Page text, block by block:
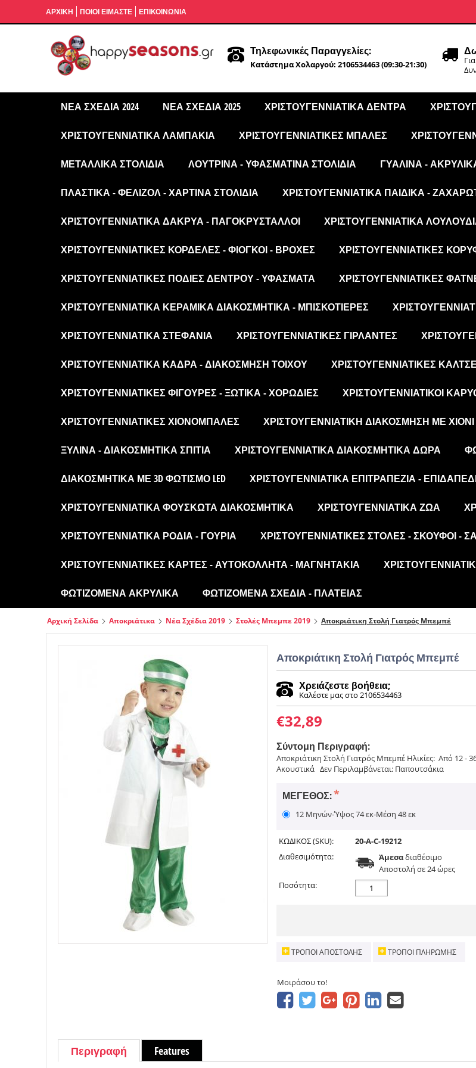
ΑΡΧΙΚΉ ΠΟΙΟΙ ΕΙΜΑΣΤΕ ΕΠΙΚΟΙΝΩΝΙΑ
Τηλεφωνικές Παραγγελίες:
Κατάστημα Χολαργού: 2106534463 (09:30-21:30)
ΝΈΑ ΣΧΈΔΙΑ 2024 ΝΈΑ ΣΧΈΔΙΑ 2025 ΧΡΙΣΤΟΥΓΕΝΝΙΆΤΙΚΑ ΔΈΝΤΡΑ
ΧΡΙΣΤΟΥΓΕΝΝΙΆΤΙΚΑ ΛΑΜΠΆΚΙΑ ΧΡΙΣΤΟΥΓΕΝΝΙΆΤΙΚΕΣ ΜΠΆΛΕΣ
ΜΕΤΑΛΛΙΚΆ ΣΤΟΛΊΔΙΑ ΛΟΎΤΡΙΝΑ - ΥΦΑΣΜΆΤΙΝΑ ΣΤΟΛΊΔΙΑ ΓΥΆΛΙΝΑ -
ΠΛΑΣΤΙΚΆ - ΦΕΛΙΖΌΛ - ΧΆΡΤΙΝΑ ΣΤΟΛΊΔΙΑ ΧΡΙΣΤΟΥΓΕΝΝΙΆΤΙΚΑ ΠΑΙΔΙΚΆ -
ΧΡΙΣΤΟΥΓΕΝΝΙΆΤΙΚΑ ΔΆΚΡΥΑ - ΠΑΓΟΚΡΎΣΤΑΛΛΟΙ ΧΡΙΣΤΟΥΓΕΝΝΙΆΤΙΚΑ
ΧΡΙΣΤΟΥΓΕΝΝΙΆΤΙΚΕΣ ΚΟΡΔΈΛΕΣ - ΦΙΌΓΚΟΙ - ΒΡΟΧΈΣ ΧΡΙΣΤΟΥΓΕΝΝΙΆΤΙΚΕΣ
ΧΡΙΣΤΟΥΓΕΝΝΙΆΤΙΚΕΣ ΠΟΔΙΈΣ ΔΈΝΤΡΟΥ - ΥΦΆΣΜΑΤΑ ΧΡΙΣΤΟΥΓΕΝΝΙΆΤΙΚΕΣ
ΧΡΙΣΤΟΥΓΕΝΝΙΆΤΙΚΑ ΚΕΡΑΜΙΚΆ ΔΙΑΚΟΣΜΗΤΙΚΆ - ΜΠΙΣΚΟΤΙΈΡΕΣ
ΧΡΙΣΤΟΥΓΕΝΝΙΆΤΙΚΑ ΣΤΕΦΆΝΙΑ ΧΡΙΣΤΟΥΓΕΝΝΙΆΤΙΚΕΣ ΓΙΡΛΆΝΤΕΣ
ΧΡΙΣΤΟΥΓΕΝΝΙΆΤΙΚΑ ΚΆΔΡΑ - ΔΙΑΚΌΣΜΗΣΗ ΤΟΊΧΟΥ ΧΡΙΣΤΟΥΓΕΝΝΙΆΤΙΚΕΣ
ΧΡΙΣΤΟΥΓΕΝΝΙΆΤΙΚΕΣ ΦΙΓΟΎΡΕΣ - ΞΩΤΙΚΆ - ΧΟΡΩΔΊΕΣ ΧΡΙΣΤΟΥΓΕΝΝΙΆΤΙΚΟΙ
ΧΡΙΣΤΟΥΓΕΝΝΙΆΤΙΚΕΣ ΧΙΟΝΌΜΠΑΛΕΣ ΧΡΙΣΤΟΥΓΕΝΝΙΆΤΙΚΗ ΔΙΑΚΌΣΜΗΣΗ ΜΕ ΧΙΌΝΙ
ΞΎΛΙΝΑ - ΔΙΑΚΟΣΜΗΤΙΚΆ ΣΠΊΤΙΑ ΧΡΙΣΤΟΥΓΕΝΝΙΆΤΙΚΑ ΔΙΑΚΟΣΜΗΤΙΚΆ ΔΏΡΑ
ΔΙΑΚΟΣΜΗΤΙΚΆ ΜΕ 3D ΦΩΤΙΣΜΌ LED ΧΡΙΣΤΟΥΓΕΝΝΙΆΤΙΚΑ ΕΠΙΤΡΑΠΈΖΙΑ -
ΧΡΙΣΤΟΥΓΕΝΝΙΆΤΙΚΑ ΦΟΥΣΚΩΤΆ ΔΙΑΚΟΣΜΗΤΙΚΆ ΧΡΙΣΤΟΥΓΕΝΝΙΆΤΙΚΑ ΖΏΑ
ΧΡΙΣΤΟΥΓΕΝΝΙΆΤΙΚΑ ΡΌΔΙΑ - ΓΟΎΡΙΑ ΧΡΙΣΤΟΥΓΕΝΝΙΆΤΙΚΕΣ ΣΤΟΛΈΣ - ΣΚΟΎΦΟΙ -
ΧΡΙΣΤΟΥΓΕΝΝΙΆΤΙΚΕΣ ΚΆΡΤΕΣ - ΑΥΤΟΚΌΛΛΗΤΑ - ΜΑΓΝΗΤΆΚΙΑ
ΦΩΤΙΖΌΜΕΝΑ ΑΚΡΥΛΙΚΆ ΦΩΤΙΖΌΜΕΝΑ ΣΧΈΔΙΑ - ΠΛΑΤΕΊΑΣ
Αρχική Σελίδα Αποκριάτικα Νέα Σχέδια 2019 Στολές Μπεμπε 2019 Αποκριάτικη Στολή Γιατρός Μπεμπέ
Αποκριάτικη Στολή Γιατρός Μπεμπέ
Χρειάζεστε βοήθεια;
Καλέστε μας στο 2106534463
€32,89
Σύντομη Περιγραφή:
Αποκριάτικη Στολή Γιατρός Μπεμπέ Ηλικίες: Από 12
Ακουστικά Δεν Περιλαμβάνεται: Παπουτσάκια
ΜΈΓΕΘΟΣ:
12 Μηνών-Ύψος 74 εκ-Μέση 48 εκ
ΚΩΔΙΚΟΣ (SKU):
20-A-C-19212
Διαθεσιμότητα:
Άμεσαδιαθέσιμο
Aποστολή σε 24 ώρες
Ποσότητα:
ΤΡΌΠΟΙ ΑΠΟΣΤΟΛΉΣ ΤΡΌΠΟΙ ΠΛΗΡΩΜΉΣ
Μοιράσου το!
Περιγραφή Features